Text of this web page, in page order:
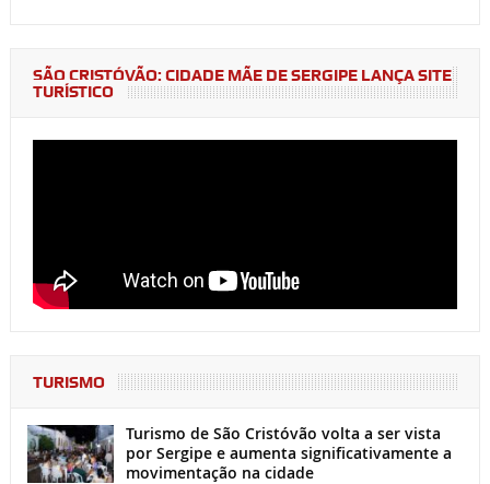
SÃO CRISTÓVÃO: CIDADE MÃE DE SERGIPE LANÇA SITE
TURÍSTICO
TURISMO
Turismo de São Cristóvão volta a ser vista
por Sergipe e aumenta significativamente a
movimentação na cidade